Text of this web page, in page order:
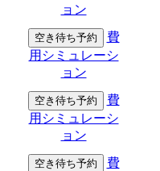
ョン
空き待ち予約
費
用シミュレーシ
ョン
空き待ち予約
費
用シミュレーシ
ョン
空き待ち予約
費